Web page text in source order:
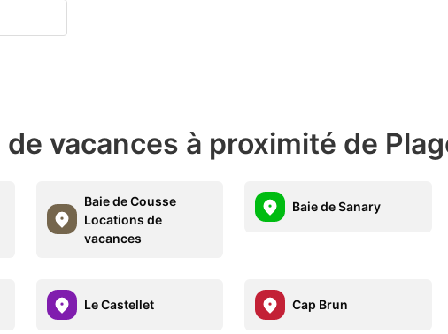
vacances à proximité de
Baie de Cousse
Locations de
vacances
Baie de Sanary
Le Castellet Cap Brun